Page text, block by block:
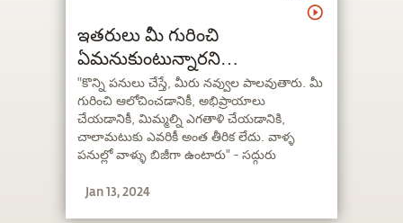
ఇతరులు మీ గురించి
ఏమనుకుంటున్నారని
చింతిస్తున్నారా?
"కొన్ని పనులు చేస్తే, మీరు నవ్వుల పాలవుతారు. మీ
గురించి ఆలోచించడానికీ, అభిప్రాయాలు
చేయడానికీ, మిమ్మల్ని ఎగతాళి చేయడానికి,
చాలామటుకు ఎవరికీ అంత తీరిక లేదు. వాళ్ళ
పనుల్లో వాళ్ళు బిజీగా ఉంటారు" - సద్గురు
Jan 13, 2024